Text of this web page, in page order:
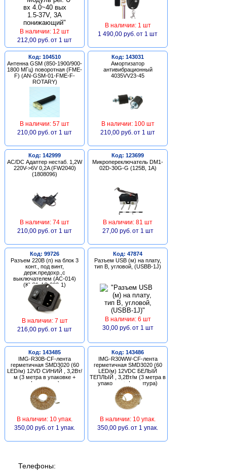
В наличии: 12 шт
212,00 руб. от 1 шт
В наличии: 1 шт
1 490,00 руб. от 1 шт
Код: 104510
Антенна GSM (850-1900/900-
1800 МГц) поворотная (FME-
F) (AN-GSM-01-FME-F-
ROTARY)
В наличии: 57 шт
210,00 руб. от 1 шт
Код: 143031
Амортизатор
антивибрационный
4035VV23-45
В наличии: 100 шт
210,00 руб. от 1 шт
Код: 142999
AC/DC Адаптер нестаб. 1,2W
220V->6V 0,2A (FW2040)
(1808096)
В наличии: 74 шт
210,00 руб. от 1 шт
Код: 123699
Микропереключатель DM1-
02D-30G-G (125В, 1А)
В наличии: 81 шт
27,00 руб. от 1 шт
Код: 99726
Разъем 220В (п) на блок 3
конт., под винт,
держ.предохр.,с
выключателем (AC-014)
(KLS1-AS-303-1)
В наличии: 7 шт
216,00 руб. от 1 шт
Код: 47874
Разъем USB (м) на плату,
тип В, угловой, (USBB-1J)
В наличии: 6 шт
30,00 руб. от 1 шт
Код: 143485
IMG-R30B-CF-лента
герметичная SMD3020 (60
LED/м) 12VD СИНИЙ , 3,2Вт/
м (3 метра в упаковке +
фурнитура)
В наличии: 10 упак.
350,00 руб. от 1 упак.
Код: 143486
IMG-R30WW-CF-лента
герметичная SMD3020 (60
LED/м) 12VDC БЕЛЫЙ
ТЕПЛЫЙ , 3,2Вт/м (3 метра в
упаковке + фурнитура)
В наличии: 10 упак.
350,00 руб. от 1 упак.
Телефоны: